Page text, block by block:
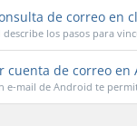
de correo en
describe los pasos para
cuenta de correo en
e-mail de Android te